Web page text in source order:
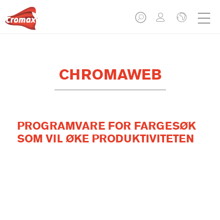
CHROMAWEB
PROGRAMVARE FOR FARGESØK
SOM VIL ØKE PRODUKTIVITETEN